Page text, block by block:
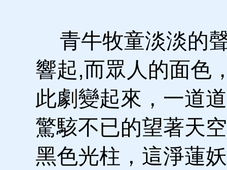
青牛牧童淡淡的
響起,而眾人的面色
此劇變起來，一道
驚駭不已的望著天
黑色光柱，這淨蓮